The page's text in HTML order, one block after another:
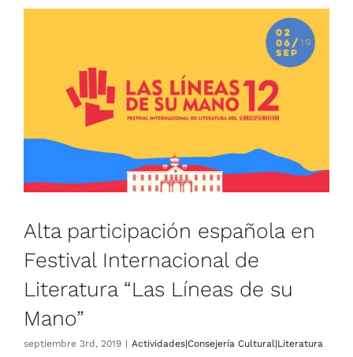
Alta participación española en
Festival Internacional de
Literatura “Las Líneas de su
Actividades|Consejería Cultural|Literatura
Alta participación española en
Festival Internacional de
Literatura “Las Líneas de su
Mano”
septiembre 3rd, 2019 | Actividades|Consejería Cultural|Literatura